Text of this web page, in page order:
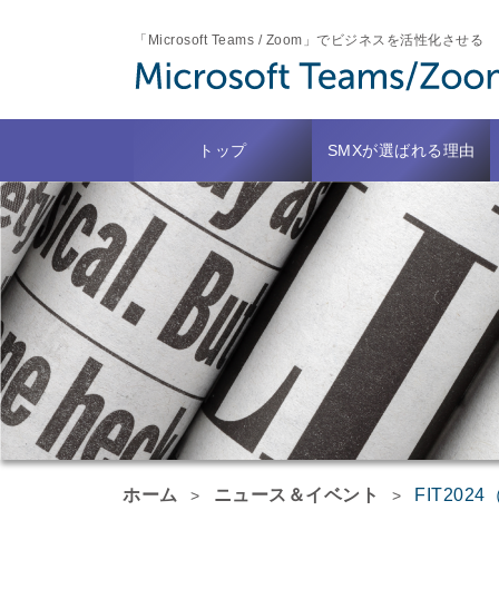
「Microsoft Teams / Zoom」でビジネスを活性化させる
トップ SMXが選ばれる理由
ホーム ニュース＆イベント FIT2024